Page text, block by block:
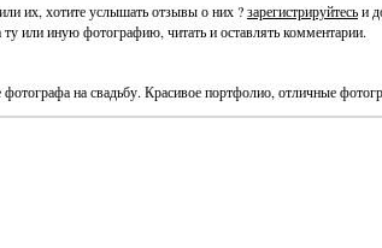
их, хотите услышать отзывы о них ?зарегистрируйтесьи
или иную фотографию, читать и оставлять комментарии.
фотографа на свадьбу. Красивое портфолио, отличные